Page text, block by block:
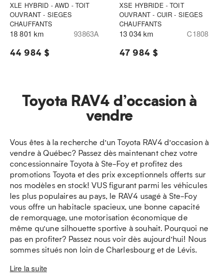
XLE HYBRID - AWD - TOIT
OUVRANT - SIEGES
CHAUFFANTS
18 801 km 93863A
44 984 $
XSE HYBRIDE - TOIT
OUVRANT - CUIR - SIEGES
CHAUFFANTS
13 034 km C1808
47 984 $
Toyota RAV4 d’occasion à
vendre
Vous êtes à la recherche d’un Toyota RAV4 d’occasion à
vendre à Québec? Passez dès maintenant chez votre
concessionnaire Toyota à Ste-Foy et profitez des
promotions Toyota et des prix exceptionnels offerts sur
nos modèles en stock! VUS figurant parmi les véhicules
les plus populaires au pays, le RAV4 usagé à Ste-Foy
vous offre un habitacle spacieux, une bonne capacité
de remorquage, une motorisation économique de
même qu’une silhouette sportive à souhait. Pourquoi ne
pas en profiter? Passez nous voir dès aujourd’hui! Nous
sommes situés non loin de Charlesbourg et de Lévis.
Lire la suite